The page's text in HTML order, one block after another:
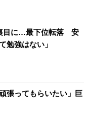
目に…最下位転落 安
勉強はない」
張ってもらいたい」巨